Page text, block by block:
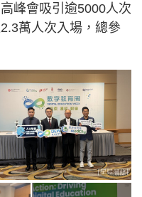
峰會吸引逾5000人次
萬人次入場，總參